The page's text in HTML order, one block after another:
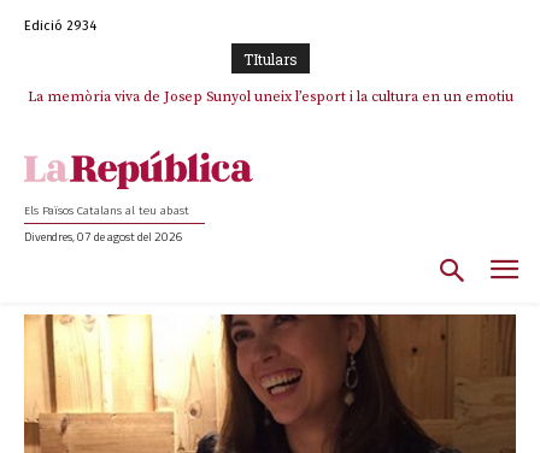
Edició 2934
TItulars
La memòria viva de Josep Sunyol uneix l’esport i la cultura en un emotiu
Els Països Catalans al teu abast
Divendres, 07 de agost del 2026